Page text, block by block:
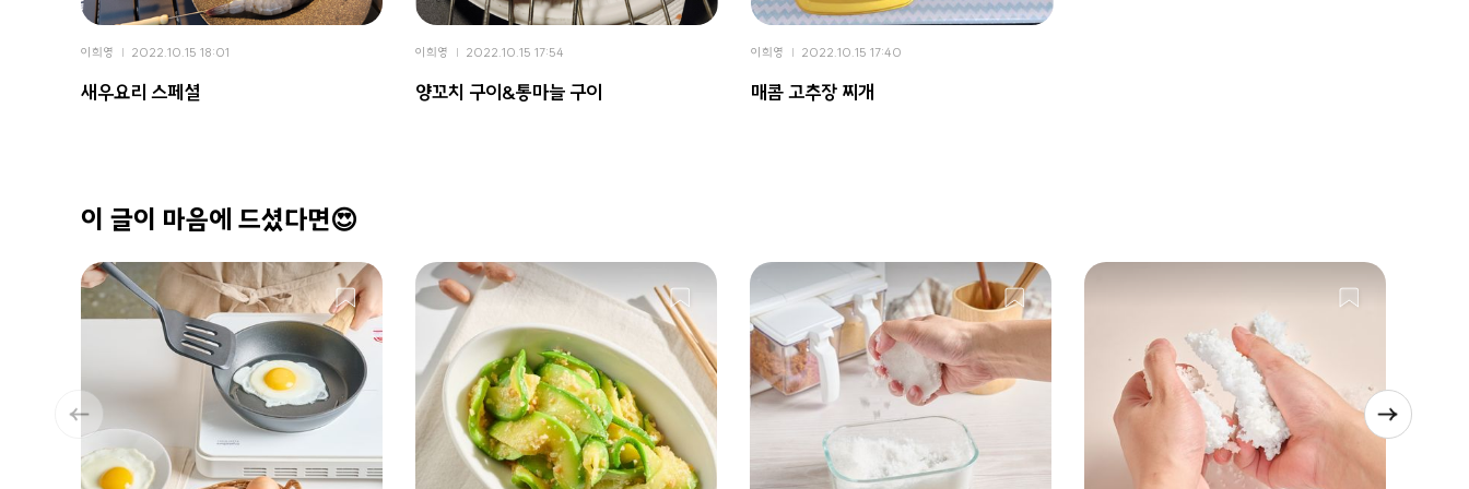
이희영 2022.10.15 18:01
새우요리 스페셜
이희영 2022.10.15 17:54
양꼬치 구이&통마늘 구이
이희영 2022.10.15 17:40
매콤 고추장 찌개
이 글이 마음에 드셨다면😍